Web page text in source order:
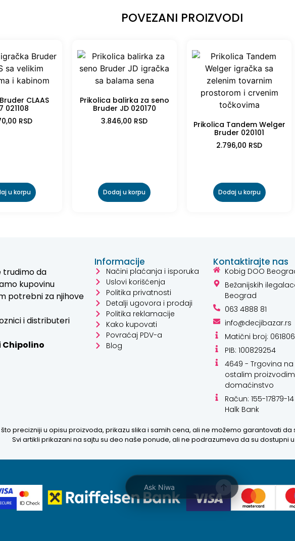
POVEZANI PROIZVODI
CLAAS
021108
RSD
u korpu
Prikolica balirka za seno
Bruder JD 020170
3.846,00 RSD
Dodaj u korpu
Prikolica Tandem Welger
Bruder 020101
2.796,00 RSD
Dodaj u korpu
trudimo da
kupovinu
potrebni za njihove
i distributeri
Chipolino
Informacije
Načini plaćanja i isporuka
Uslovi korišćenja
Politika privatnosti
Detalji ugovora i prodaji
Politika reklamacije
Kako kupovati
Povraćaj PDV-a
Blog
Kontaktirajte nas
Kobig DOO
Bežanijskih
Beograd
063 4888 81
info@decjibazar.rs
Matični broj:
PIB: 100829254
4649 - Trgovina na
ostalim
domaćinstvo
Račun: 155-17879-14
Halk Bank
precizniji u opisu proizvoda, prikazu slika i samih cena, ali ne možemo garantovati
Svi artikli prikazani na sajtu su deo naše ponude, ali ne podrazumeva da su dostupni
Ask Niwa